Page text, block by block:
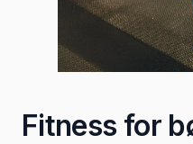
Fitness for